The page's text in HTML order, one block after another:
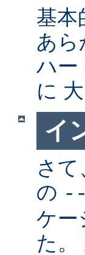
基本
あら
ハー
に
イ
さ
の
ケー
た。